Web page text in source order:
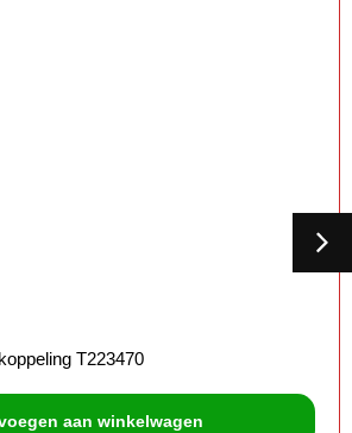
T223470
aan winkelwagen